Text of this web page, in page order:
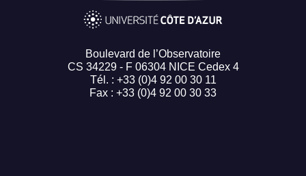
Boulevard de l’Observatoire
CS 34229 - F 06304 NICE Cedex 4
Tél. : +33 (0)4 92 00 30 11
Fax : +33 (0)4 92 00 30 33